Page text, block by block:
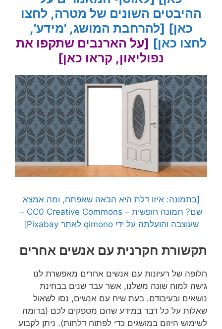
ההיבטים השונים של מטרה, לחצו
כאן] [להרחבת המושג, 'מידע',
לחצו כאן] [על הארנבים שתקפו את
נפוליאון, קראו כאן]
[בתמונה: איזו דלת היא הבאה שאפתח, ומה אמצא
שם?
תמונה חופשית – CC0 Creative Commons –
שעוצבה והועלתה על ידי qimono לאתר Pixabay]
תקשורת חקרנית עם אנשים אחרים
חלופה של רעיונות עם אנשים אחרים מאפשרת לנו
גישה למוח שונה משלנו, אשר עבד שנים בבחינת
נושאים ובעיבודם. בעת שיח עם אנשים, נסו לשאול
שאלות על כל דבר במידע שהם מספקים לכם (בדומה
לשימוש היזום במושגים כדי לפתוח דלתות). ניתן לקבוע